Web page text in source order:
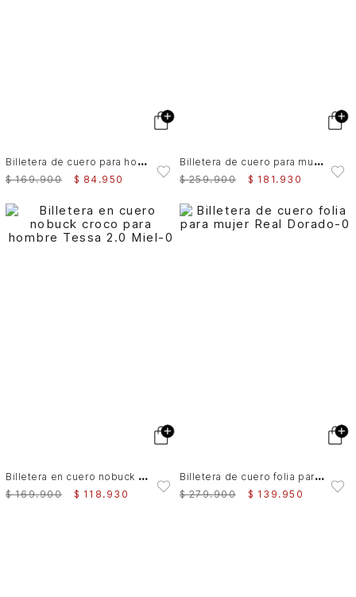
B
illetera de cuero para hombre Creta 2
$ 169.900 $ 84 .950
B
illetera de cuero para mujer Tessa
$ 259.900 $ 181 . 930
B
illetera en cuero nobuck croco para hombre Tessa 2.0
$ 169.900 $ 118 . 930
B
illetera de cuero folia para mujer Real
$ 279.900 $ 139 . 950